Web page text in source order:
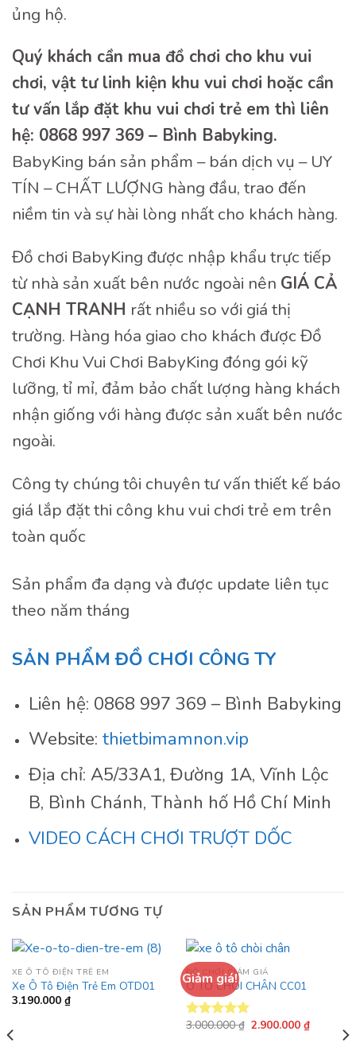
ủng hộ.
Quý khách cần mua đồ chơi cho khu vui
chơi, vật tư linh kiện khu vui chơi hoặc cần
tư vấn lắp đặt khu vui chơi trẻ em thì liên
hệ: 0868 997 369 – Bình Babyking.
BabyKing bán sản phẩm – bán dịch vụ – UY
TÍN – CHẤT LƯỢNG hàng đầu, trao đến
niềm tin và sự hài lòng nhất cho khách hàng.
Đồ chơi BabyKing được nhập khẩu trực tiếp
từ nhà sản xuất bên nước ngoài nên GIÁ CẢ
CẠNH TRANH rất nhiều so với giá thị
trường. Hàng hóa giao cho khách được Đồ
Chơi Khu Vui Chơi BabyKing đóng gói kỹ
lưỡng, tỉ mỉ, đảm bảo chất lượng hàng khách
nhận giống với hàng được sản xuất bên nước
ngoài.
Công ty chúng tôi chuyên tư vấn thiết kế báo
giá lắp đặt thi công khu vui chơi trẻ em trên
toàn quốc
Sản phẩm đa dạng và được update liên tục
theo năm tháng
SẢN PHẨM ĐỒ CHƠI CÔNG TY
Liên hệ: 0868 997 369 – Bình Babyking
Website: thietbimamnon.vip
Địa chỉ: A5/33A1, Đường 1A, Vĩnh Lộc
B, Bình Chánh, Thành hố Hồ Chí Minh
VIDEO CÁCH CHƠI TRƯỢT DỐC
SẢN PHẨM TƯƠNG TỰ
XE Ô TÔ ĐIỆN TRẺ EM
Xe Ô Tô Điện Trẻ Em OTD01
3.190.000 ₫
Giảm giá!
ĐỒ CHƠI GIẢM GIÁ
Ô TÔ CHÒI CHÂN CC01
Được xếp
3.000.000₫ Giá
2.900.000 ₫Giá
hiện